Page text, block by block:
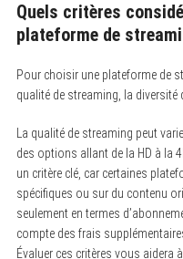
Quels critères
plateforme de
Pour choisir une plateforme de
qualité de streaming, la diversité
La qualité de streaming peut
des options allant de la HD à la
un critère clé, car certaines
spécifiques ou sur du contenu
seulement en termes
compte des frais
Évaluer ces critères vous